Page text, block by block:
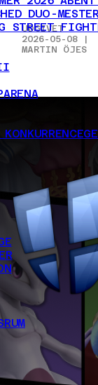
DUO-
STREET
II
UDGIVET
2026-05-08 |
MARTIN ÖJES